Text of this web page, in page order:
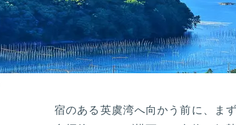
宿のある英虞湾へ向かう前に、ま